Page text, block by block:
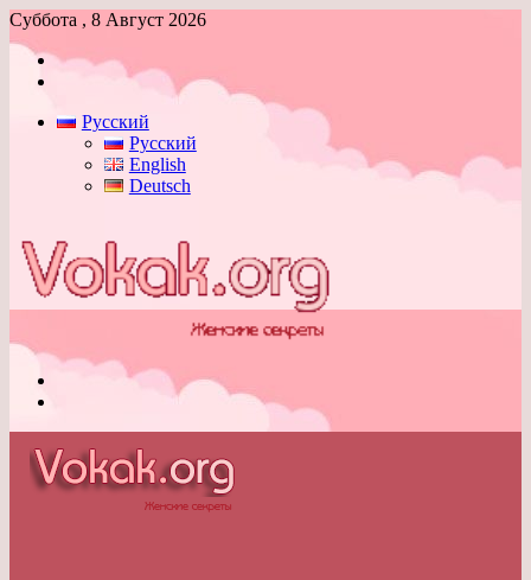
Суббота , 8 Август 2026
Войти
Русский
Русский
English
Deutsch